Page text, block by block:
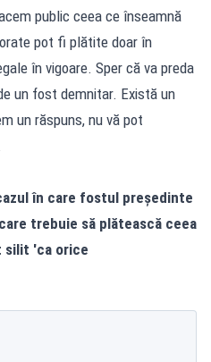
public ceea ce înseamnă
pot fi plătite doar în
în vigoare. Sper că va preda
un fost demnitar. Există un
un răspuns, nu vă pot
în care fostul președinte
trebuie să plătească ceea
silit 'ca orice